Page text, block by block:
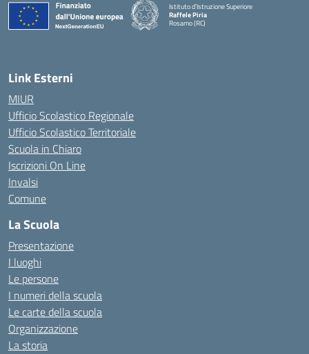
Istituto d'Istruzione Superiore
Raffele Piria
Rosarno (RC)
Link Esterni
MIUR
Ufficio Scolastico Regionale
Ufficio Scolastico Territoriale
Scuola in Chiaro
Iscrizioni On Line
Invalsi
Comune
La Scuola
Presentazione
I luoghi
Le persone
I numeri della scuola
Le carte della scuola
Organizzazione
La storia